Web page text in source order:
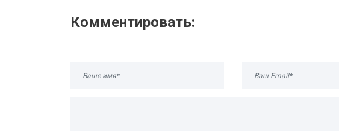
Комментировать: